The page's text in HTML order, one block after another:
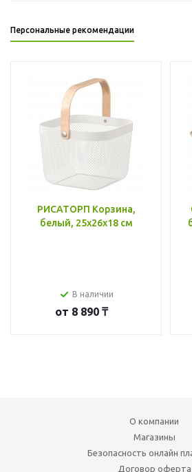
Персональные рекомендации
РИСАТОРП Корзина,
белый, 25x26x18 см
В наличии
от 8 890 ₸
О компании
Магазины
Безопасность онлайн
Договор оферта